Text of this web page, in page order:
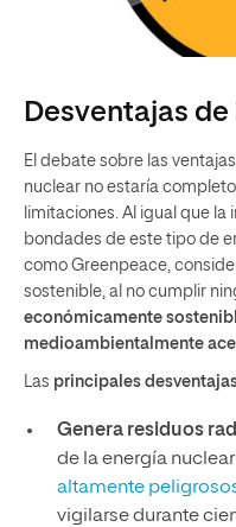
Desventajas
El debate sobre las
nuclear no estaría
limitaciones. Al igual que
bondades de este tipo de
como Greenpeace,
sostenible, al no cumplir
económicamente
medioambientalmente
Las principales
Genera residuos
de la energía
altamente
vigilarse durante